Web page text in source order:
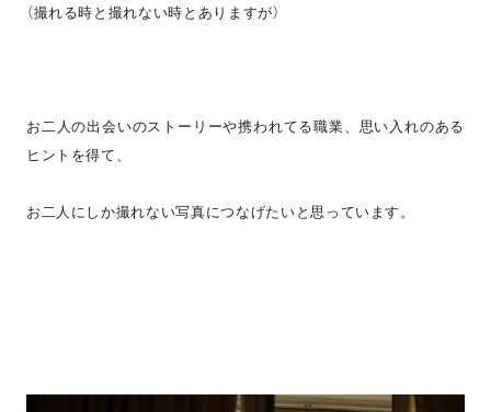
（撮れる時と撮れない時とありますが）
お二人の出会いのストーリーや携われてる職業、思い入れのある
ヒントを得て、
お二人にしか撮れない写真につなげたいと思っています。